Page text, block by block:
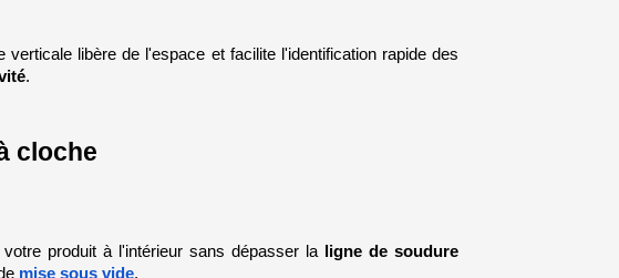
libère de l'espace et facilite l'identification rapide des
.
cloche
produit à l'intérieur sans dépasser la
ligne de soudure
mise sous vide.